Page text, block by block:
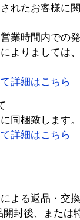
れたお客様に
業時間内での
よりましては
詳細はこちら
同梱致します。
詳細はこちら
よる返品・交
開封後、または